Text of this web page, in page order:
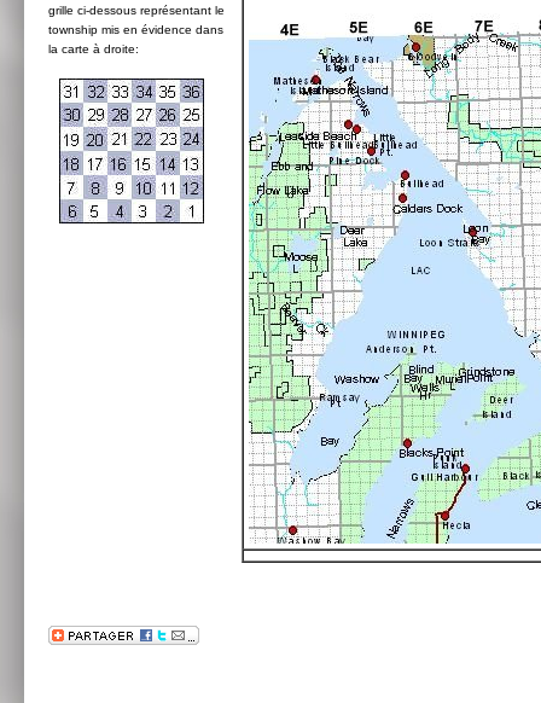
grille ci-dessous représentant le
township mis en évidence dans
la carte à droite: